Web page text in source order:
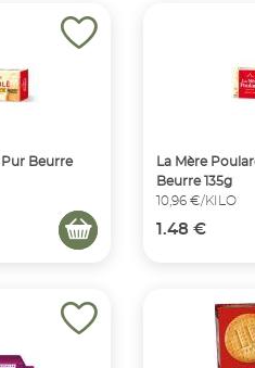
Pur Beurre
La Mère
Beurre 135g
10,96 €/KILO
1.48 €